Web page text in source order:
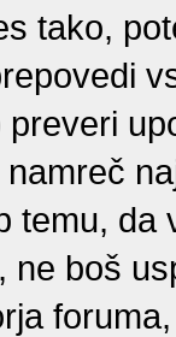
tako,
temu,
ne boš